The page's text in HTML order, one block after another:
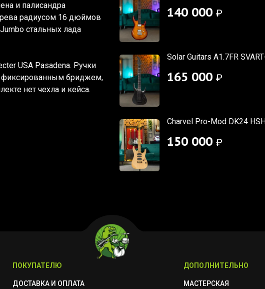
и палисандра
радиусом 16 дюймов
стальных лада
USA Pasadena. Ручки
фиксированным бриджем,
нет чехла и кейса.
140 000 ₽
Solar Guitars A1.7FR
165 000 ₽
Charvel Pro-Mod DK24
150 000 ₽
ПОКУПАТЕЛЮ
ДОСТАВКА И ОПЛАТА
ДОПОЛНИТЕЛЬНО
МАСТЕРСКАЯ